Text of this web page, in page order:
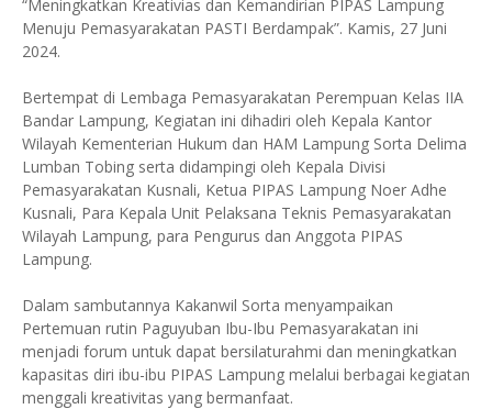
“Meningkatkan Kreativias dan Kemandirian PIPAS Lampung
Menuju Pemasyarakatan PASTI Berdampak”. Kamis, 27 Juni
2024.
Bertempat di Lembaga Pemasyarakatan Perempuan Kelas IIA
Bandar Lampung, Kegiatan ini dihadiri oleh Kepala Kantor
Wilayah Kementerian Hukum dan HAM Lampung Sorta Delima
Lumban Tobing serta didampingi oleh Kepala Divisi
Pemasyarakatan Kusnali, Ketua PIPAS Lampung Noer Adhe
Kusnali, Para Kepala Unit Pelaksana Teknis Pemasyarakatan
Wilayah Lampung, para Pengurus dan Anggota PIPAS
Lampung.
Dalam sambutannya Kakanwil Sorta menyampaikan
Pertemuan rutin Paguyuban Ibu-Ibu Pemasyarakatan ini
menjadi forum untuk dapat bersilaturahmi dan meningkatkan
kapasitas diri ibu-ibu PIPAS Lampung melalui berbagai kegiatan
menggali kreativitas yang bermanfaat.